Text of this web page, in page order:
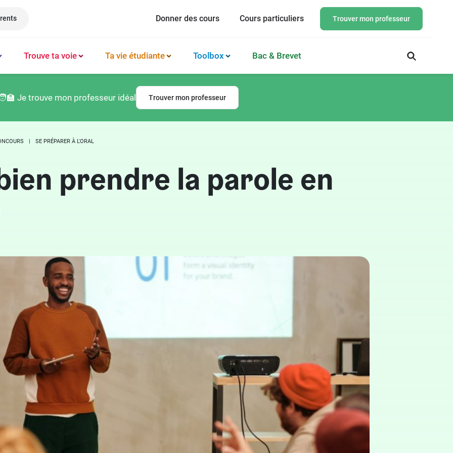
Donner des cours Cours particuliers Trouver mon professeur
Latin
Trouve ta voie Ta vie étudiante Toolbox Bac & Brevet
Je trouve mon professeur idéal Trouver mon professeur
SE PRÉPARER À L'ORAL
prendre la parole en